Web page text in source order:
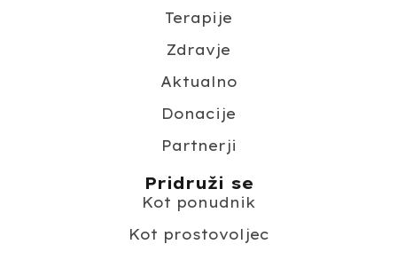
Terapije
Zdravje
Aktualno
Donacije
Partnerji
Pridruži se
Kot ponudnik
Kot prostovoljec